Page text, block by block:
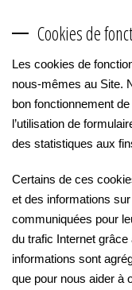
Cookies de
Les cookies de
nous-mêmes au Site.
bon fonctionnement
l’utilisation de
des statistiques aux
Certains de ces
et des informations
communiquées pour
du trafic Internet grâce
informations sont
que pour nous aider à